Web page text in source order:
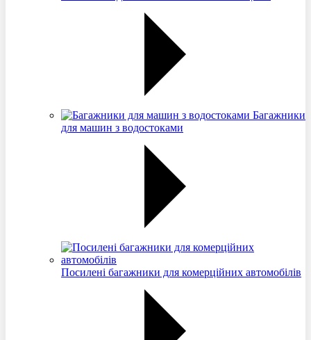
Багажники
для машин з водостоками
Посилені багажники для комерційних автомобілів